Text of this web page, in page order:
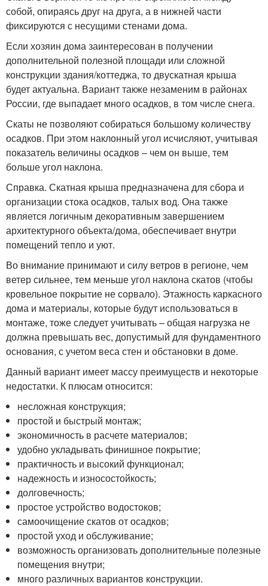
собой, опираясь друг на друга, а в нижней части
фиксируются с несущими стенами дома.
Если хозяин дома заинтересован в получении
дополнительной полезной площади или сложной
конструкции здания/коттеджа, то двускатная крыша
будет актуальна. Вариант также незаменим в районах
России, где выпадает много осадков, в том числе снега.
Скаты не позволяют собираться большому количеству
осадков. При этом наклонный угол исчисляют, учитывая
показатель величины осадков – чем он выше, тем
больше угол наклона.
Справка. Скатная крыша предназначена для сбора и
организации стока осадков, талых вод. Она также
является логичным декоративным завершением
архитектурного объекта/дома, обеспечивает внутри
помещений тепло и уют.
Во внимание принимают и силу ветров в регионе, чем
ветер сильнее, тем меньше угол наклона скатов (чтобы
кровельное покрытие не сорвало). Этажность каркасного
дома и материалы, которые будут использоваться в
монтаже, тоже следует учитывать – общая нагрузка не
должна превышать вес, допустимый для фундаментного
основания, с учетом веса стен и обстановки в доме.
Данный вариант имеет массу преимуществ и некоторые
недостатки. К плюсам относится:
несложная конструкция;
простой и быстрый монтаж;
экономичность в расчете материалов;
удобно укладывать финишное покрытие;
практичность и высокий функционал;
надежность и износостойкость;
долговечность;
простое устройство водостоков;
самоочищение скатов от осадков;
простой уход и обслуживание;
возможность организовать дополнительные полезные
помещения внутри;
много различных вариантов конструкции.